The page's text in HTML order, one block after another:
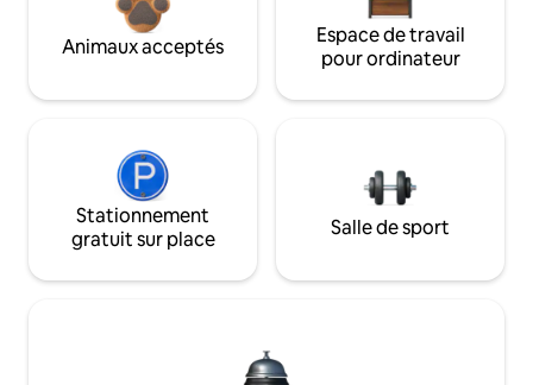
Animaux acceptés
Espace de travail
pour ordinateur
Stationnement
gratuit sur place
Salle de sport